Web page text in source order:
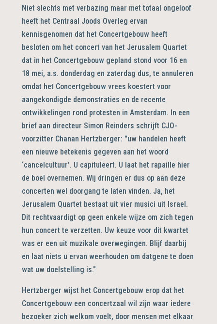
Niet slechts met verbazing maar met totaal ongeloof
heeft het Centraal Joods Overleg ervan
kennisgenomen dat het Concertgebouw heeft
besloten om het concert van het Jerusalem Quartet
dat in het Concertgebouw gepland stond voor 16 en
18 mei, a.s. donderdag en zaterdag dus, te annuleren
omdat het Concertgebouw vrees koestert voor
aangekondigde demonstraties en de recente
ontwikkelingen rond protesten in Amsterdam. In een
brief aan directeur Simon Reinders schrijft CJO-
voorzitter Chanan Hertzberger: "uw handelen heeft
een nieuwe betekenis gegeven aan het woord
‘cancelcultuur’. U capituleert. U laat het rapaille hier
de boel overnemen. Wij dringen er dus op aan deze
concerten wel doorgang te laten vinden. Ja, het
Jerusalem Quartet bestaat uit vier musici uit Israel.
Dit rechtvaardigt op geen enkele wijze om zich tegen
hun concert te verzetten. Uw keuze voor dit kwartet
was er een uit muzikale overwegingen. Blijf daarbij
en laat niets u ervan weerhouden om datgene te doen
wat uw doelstelling is."
Hertzberger wijst het Concertgebouw erop dat het
Concertgebouw een concertzaal wil zijn waar iedere
bezoeker zich welkom voelt, door mensen met elkaar